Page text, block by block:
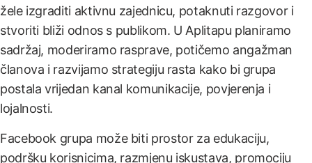
žele izgraditi aktivnu zajednicu, potaknuti razgovor i
stvoriti bliži odnos s publikom. U Aplitapu planiramo
sadržaj, moderiramo rasprave, potičemo angažman
članova i razvijamo strategiju rasta kako bi grupa
postala vrijedan kanal komunikacije, povjerenja i
lojalnosti.
Facebook grupa može biti prostor za edukaciju,
podršku korisnicima, razmjenu iskustava, promociju